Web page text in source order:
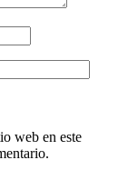
web en este